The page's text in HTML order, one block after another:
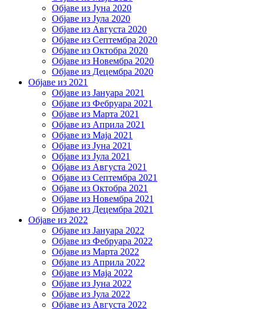
Објаве из Јуна 2020
Објаве из Јула 2020
Објаве из Августа 2020
Објаве из Септембра 2020
Објаве из Октобра 2020
Објаве из Новембра 2020
Објаве из Децембра 2020
Објаве из 2021
Објаве из Јануара 2021
Објаве из Фебруара 2021
Објаве из Марта 2021
Објаве из Априла 2021
Објаве из Маја 2021
Објаве из Јуна 2021
Објаве из Јула 2021
Објаве из Августа 2021
Објаве из Септембра 2021
Објаве из Октобра 2021
Објаве из Новембра 2021
Објаве из Децембра 2021
Објаве из 2022
Објаве из Јануара 2022
Објаве из Фебруара 2022
Објаве из Марта 2022
Објаве из Априла 2022
Објаве из Маја 2022
Објаве из Јуна 2022
Објаве из Јула 2022
Објаве из Августа 2022